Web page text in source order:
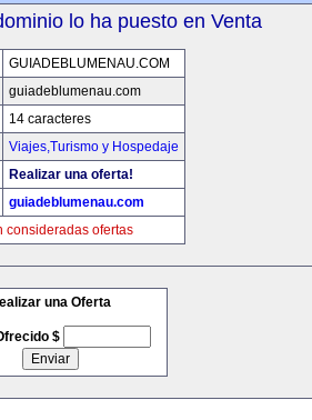
lo ha puesto en Venta
GUIADEBLUMENAU.COM
guiadeblumenau.com
14 caracteres
Viajes,Turismo y Hospedaje
Realizar una oferta!
guiadeblumenau.com
consideradas ofertas
una Oferta
$